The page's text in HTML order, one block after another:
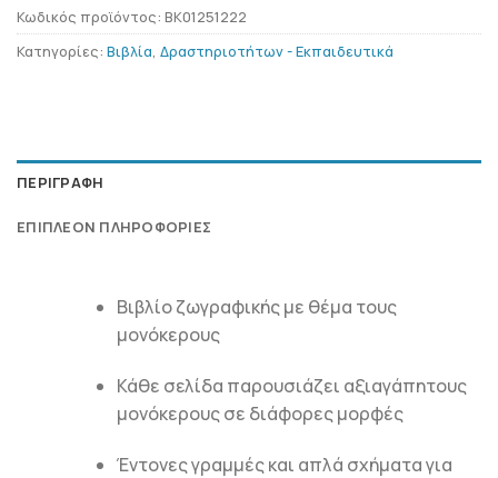
Κωδικός προϊόντος: BK01251222
Κατηγορίες: Βιβλία, Δραστηριοτήτων - Εκπαιδευτικά
ΠΕΡΙΓΡΑΦΉ
ΕΠΙΠΛΈΟΝ ΠΛΗΡΟΦΟΡΊΕΣ
Βιβλίο ζωγραφικής με θέμα τους
μονόκερους
Κάθε σελίδα παρουσιάζει αξιαγάπητους
μονόκερους σε διάφορες μορφές
Έντονες γραμμές και απλά σχήματα για